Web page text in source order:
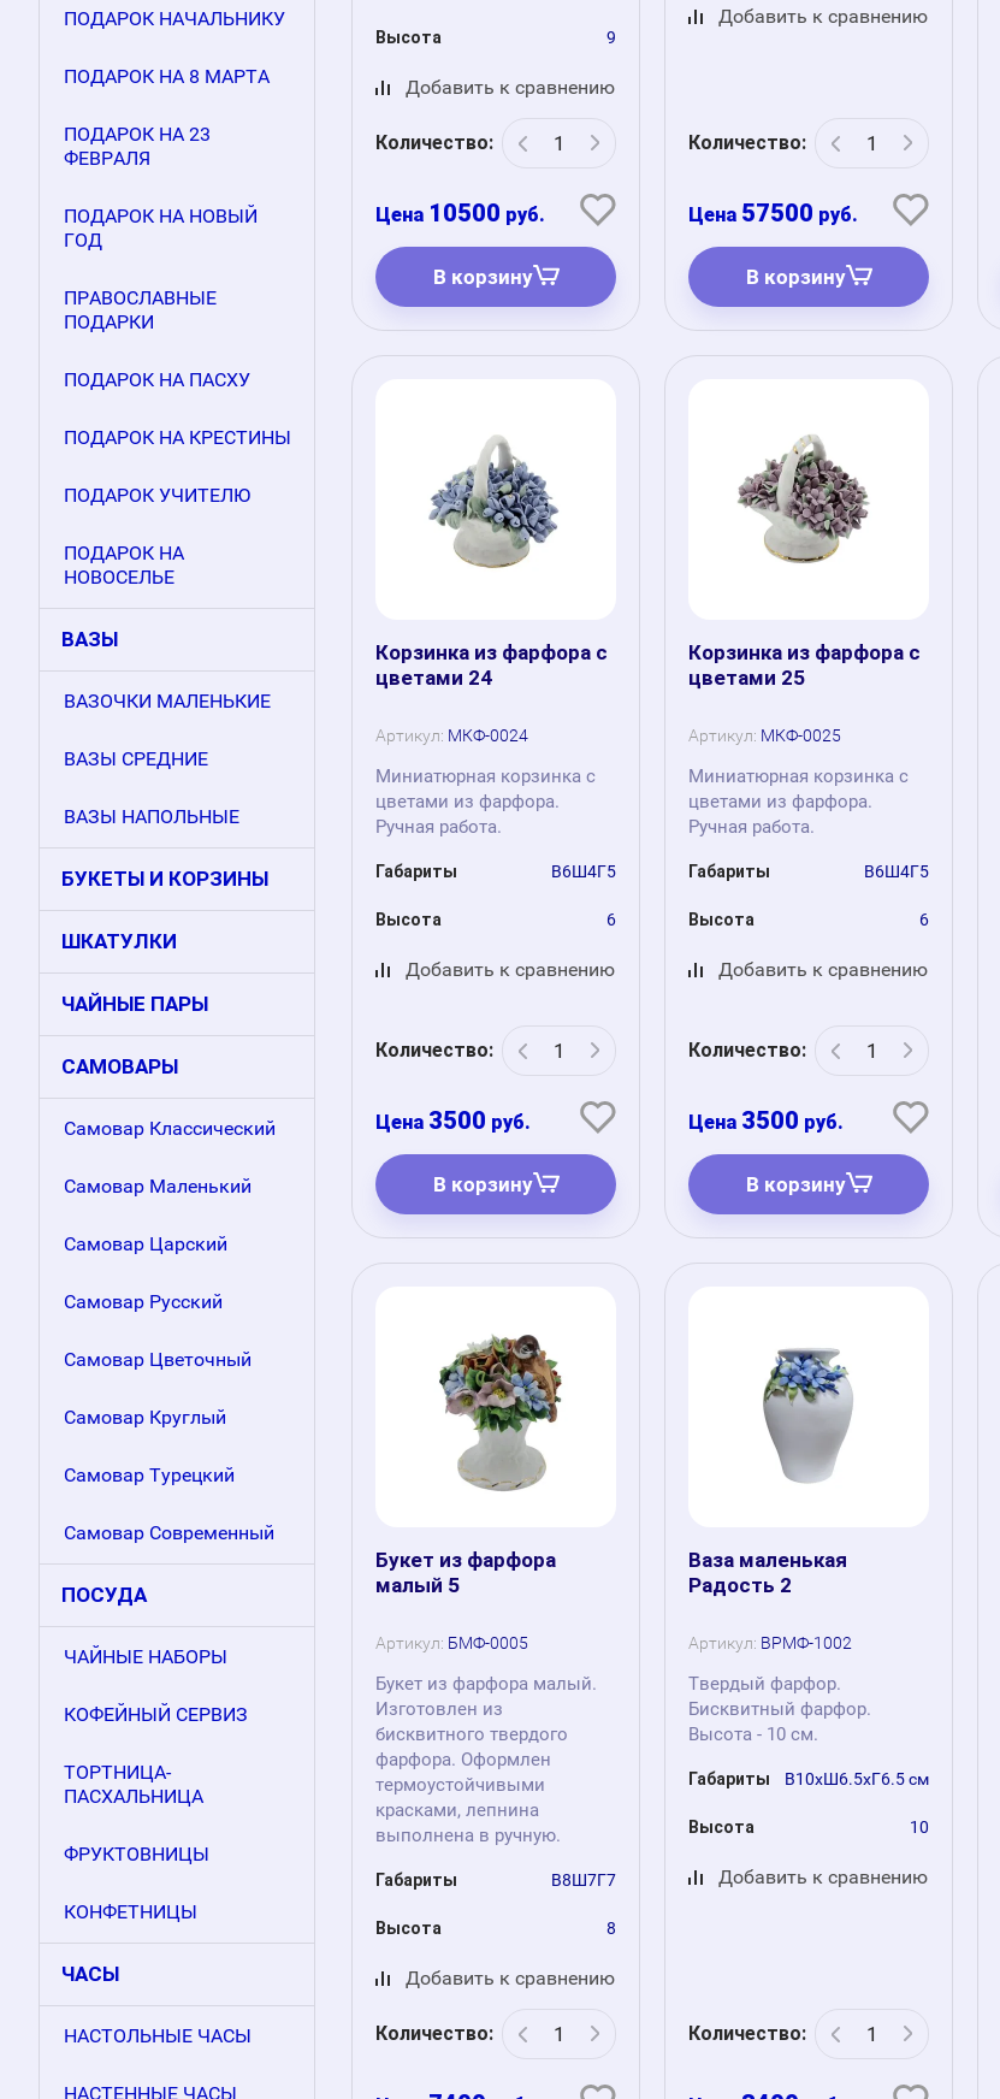
ПОДАРОК НАЧАЛЬНИКУ
ПОДАРОК НА 8 МАРТА
ПОДАРОК НА 23
ФЕВРАЛЯ
ПОДАРОК НА НОВЫЙ
ГОД
ПРАВОСЛАВНЫЕ
ПОДАРКИ
ПОДАРОК НА ПАСХУ
ПОДАРОК НА КРЕСТИНЫ
ПОДАРОК УЧИТЕЛЮ
ПОДАРОК НА
НОВОСЕЛЬЕ
ВАЗЫ
ВАЗОЧКИ МАЛЕНЬКИЕ
ВАЗЫ СРЕДНИЕ
ВАЗЫ НАПОЛЬНЫЕ
БУКЕТЫ И КОРЗИНЫ
ШКАТУЛКИ
ЧАЙНЫЕ ПАРЫ
САМОВАРЫ
Самовар Классический
Самовар Маленький
Самовар Царский
Самовар Русский
Самовар Цветочный
Самовар Круглый
Самовар Турецкий
Самовар Современный
ПОСУДА
ЧАЙНЫЕ НАБОРЫ
КОФЕЙНЫЙ СЕРВИЗ
ТОРТНИЦА-
ПАСХАЛЬНИЦА
ФРУКТОВНИЦЫ
КОНФЕТНИЦЫ
ЧАСЫ
НАСТОЛЬНЫЕ ЧАСЫ
НАСТЕННЫЕ ЧАСЫ
Высота 9
Добавить к сравнению
Количество:
10500 руб.
В корзину
Добавить к сравнению
Количество:
57500 руб.
В корзину
Корзинка из фарфора с
цветами 24
Артикул: МКФ-0024
Миниатюрная корзинка с
цветами из фарфора.
Ручная работа.
Габариты В6Ш4Г5
Высота 6
Добавить к сравнению
Количество:
3500 руб.
В корзину
Корзинка из фарфора с
цветами 25
Артикул: МКФ-0025
Миниатюрная корзинка с
цветами из фарфора.
Ручная работа.
Габариты В6Ш4Г5
Высота 6
Добавить к сравнению
Количество:
3500 руб.
В корзину
Букет из фарфора
малый 5
Артикул: БМФ-0005
Букет из фарфора малый.
Изготовлен из
бисквитного твердого
фарфора. Оформлен
термоустойчивыми
красками, лепнина
выполнена в ручную.
Габариты В8Ш7Г7
Высота 8
Добавить к сравнению
Количество:
Ваза маленькая
Радость 2
Артикул: ВРМФ-1002
Твердый фарфор.
Бисквитный фарфор.
Высота - 10 см.
Габариты В10хШ6.5хГ6.5 см
Высота 10
Добавить к сравнению
Количество: